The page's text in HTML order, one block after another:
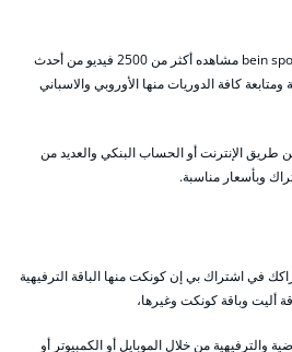
نتيح لك عند اشتراكك في bein sport renew مشاهده أكثر من 2500 فيديو من أحدث
ومتابعة كافة الدوريات منها الأوروبي والاسباني
الإنترنت أو الحساب البنكي والعديد من
وبأسعار مناسبة.
في اشتراك بي إن كونكت منها الباقة الترفيهية
أليت وباقة كونكت وغيرها،
والترفيهية من خلال الموبايل أو الكمبيوتر أو